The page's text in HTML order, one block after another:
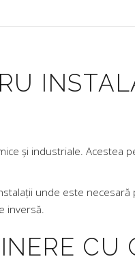
și industriale. Acestea
unde este necesară
inversă.
CU